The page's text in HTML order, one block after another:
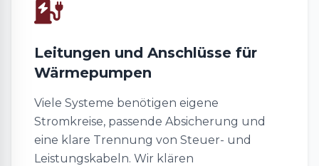
Leitungen und Anschlüsse für
Wärmepumpen
Viele Systeme benötigen eigene
Stromkreise, passende Absicherung und
eine klare Trennung von Steuer- und
Leistungskabeln. Wir klären